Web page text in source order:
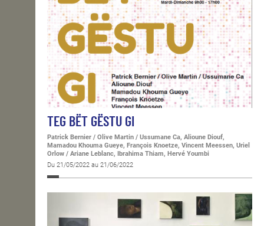
TEG BËT GËSTU GI
Patrick Bernier / Olive Martin / Ussumane Ca, Alioune Diouf,
Mamadou Khouma Gueye, François Knoetze, Vincent Meessen, Uriel
Orlow / Ariane Leblanc, Ibrahima Thiam, Hervé Youmbi
Du 21/05/2022 au 21/06/2022